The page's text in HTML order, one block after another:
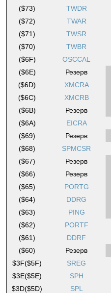
($73)
TWDR
($72)
TWAR
($71)
TWSR
($70)
TWBR
($6F)
OSCCAL
($6E)
Резерв
($6D)
XMCRA
($6C)
XMCRB
($6B)
Резерв
($6A)
EICRA
($69)
Резерв
($68)
SPMCSR
($67)
Резерв
($66)
Резерв
($65)
PORTG
($64)
DDRG
($63)
PING
($62)
PORTF
($61)
DDRF
($60)
Резерв
$3F($5F)
SREG
$3E($5E)
SPH
$3D($5D)
SPL